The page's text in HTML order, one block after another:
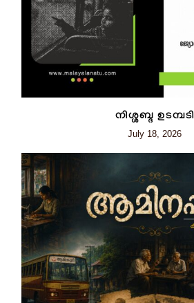
നിശ്ശബ്ദ ഉടമ്പടി
July 18, 2026